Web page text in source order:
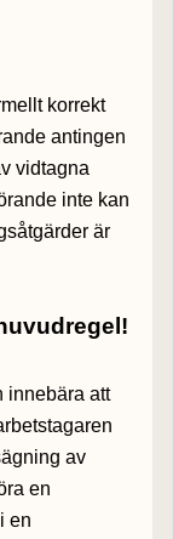
korrekt
antingen
vidtagna
inte kan
är
innebära att
av
en
en